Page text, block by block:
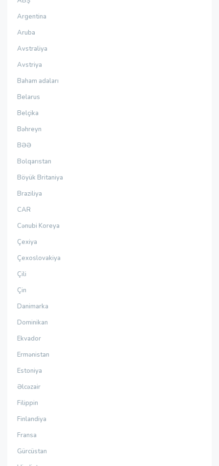
Argentina
Aruba
Avstraliya
Avstriya
Baham adaları
Belarus
Belçika
Bəhreyn
BƏƏ
Bolqarıstan
Böyük Britaniya
Braziliya
CAR
Cənubi Koreya
Çexiya
Çexoslovakiya
Çili
Çin
Danimarka
Dominikan
Ekvador
Ermənistan
Estoniya
Əlcəzair
Filippin
Finlandiya
Fransa
Gürcüstan